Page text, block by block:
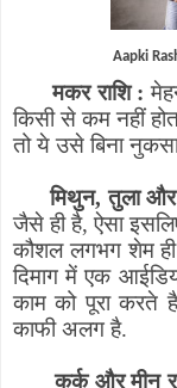
Aapki
मकर राशि :
किसी से कम नहीं
तो ये उसे बिना
मिथुन,तुला
जैसे ही है,ऐसा
कौशल लगभग शेम
दिमाग में एक
काम को पूरा करते
काफी अलग है.
कर्क और मीन